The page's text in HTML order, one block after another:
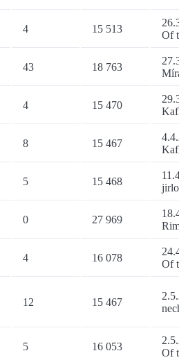
4 15 513
Of
43 18 763
4 15 470
8 15 467
5 15 468
jirlo
0 27 969
4 16 078
Of
12 15 467
5 16 053
Of